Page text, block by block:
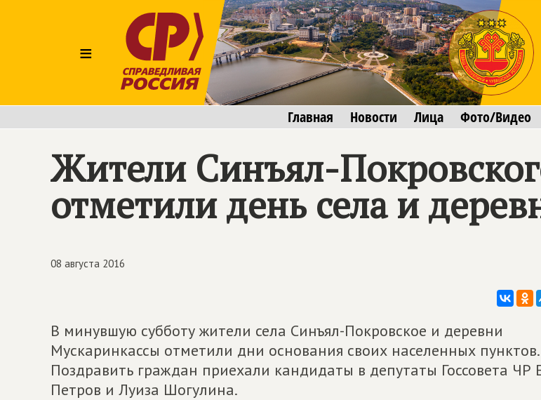
≡
Главная Новости Лица Фото/Видео
Жители Синъял-
отметили день села и
08 августа 2016
В минувшую субботу жители села Синъял-Покровское и деревни
Мускаринкассы отметили дни основания своих населенных пунктов.
Поздравить граждан приехали кандидаты в депутаты Госсовета ЧР
Петров и Луиза Шогулина.